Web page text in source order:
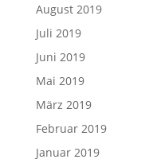
August 2019
Juli 2019
Juni 2019
Mai 2019
März 2019
Februar 2019
Januar 2019